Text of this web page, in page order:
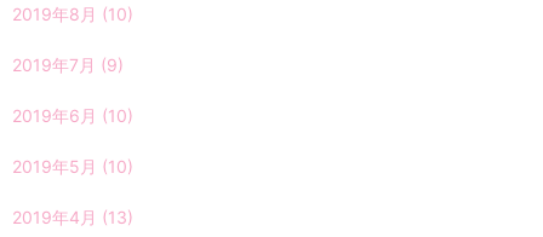
2019年8月 (10)
2019年7月 (9)
2019年6月 (10)
2019年5月 (10)
2019年4月 (13)